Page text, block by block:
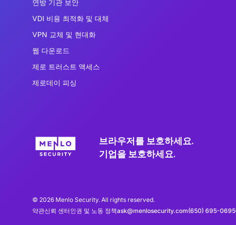
연방 기관 보안
VDI 비용 최적화 및 대체
VPN 교체 및 현대화
웹 다운로드
제로 트러스트 액세스
제로데이 피싱
브라우저를 보호하세요.
기업을 보호하세요.
© 2026 Menlo Security. All rights reserved.
약관신뢰 센터인권 및 노동 정책ask@menlosecurity.com(650) 695-0695